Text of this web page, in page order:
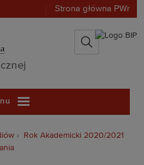
Strona główna PWr
Biuletyn
Rok Akademicki 2020/2021